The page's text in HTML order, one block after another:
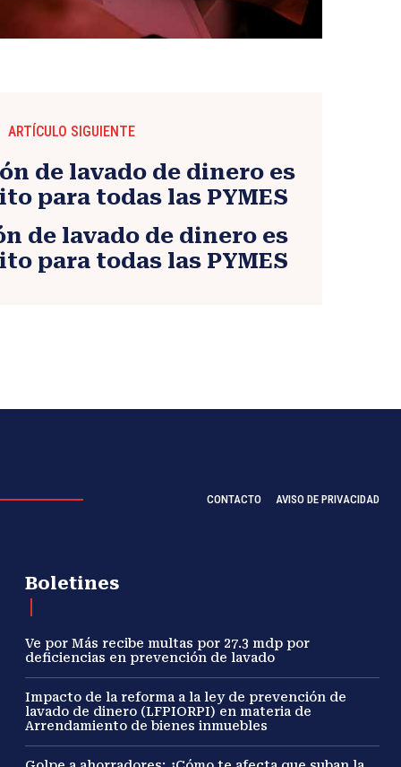
ARTÍCULO SIGUIENTE
de lavado de dinero es
para todas las PYMES
CONTACTO AVISO DE PRIVACIDAD
Boletines
Ve por Más recibe multas por 27.3 mdp por
deficiencias en prevención de lavado
Impacto de la reforma a la ley de prevención de
lavado de dinero (LFPIORPI) en materia de
Arrendamiento de bienes inmuebles